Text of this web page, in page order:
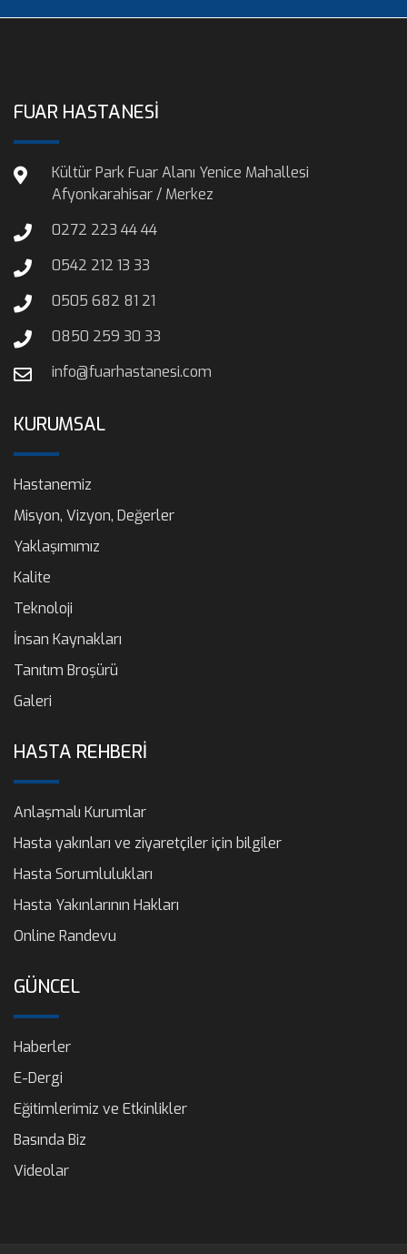
FUAR HASTANESİ
Kültür Park Fuar Alanı Yenice Mahallesi
Afyonkarahisar / Merkez
0272 223 44 44
0542 212 13 33
0505 682 81 21
0850 259 30 33
info@fuarhastanesi.com
KURUMSAL
Hastanemiz
Misyon, Vizyon, Değerler
Yaklaşımımız
Kalite
Teknoloji
İnsan Kaynakları
Tanıtım Broşürü
Galeri
HASTA REHBERİ
Anlaşmalı Kurumlar
Hasta yakınları ve ziyaretçiler için bilgiler
Hasta Sorumlulukları
Hasta Yakınlarının Hakları
Online Randevu
GÜNCEL
Haberler
E-Dergi
Eğitimlerimiz ve Etkinlikler
Basında Biz
Videolar